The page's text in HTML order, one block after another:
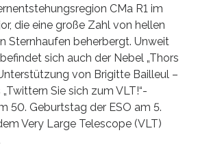
CMa R1 im
die eine große Zahl von hellen
Sternhaufen beherbergt. Unweit
sich auch der Nebel „Thors
von Brigitte Bailleul –
Sie sich zum VLT!“-
50. Geburtstag der ESO am 5.
Very Large Telescope (VLT)